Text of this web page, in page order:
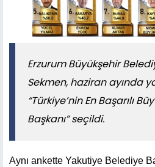
Erzurum Büyükşehir
Sekmen, haziran ayında
“Türkiye’nin En Başarılı
Başkanı” seçildi.
Aynı ankette Yakutiye Belediye